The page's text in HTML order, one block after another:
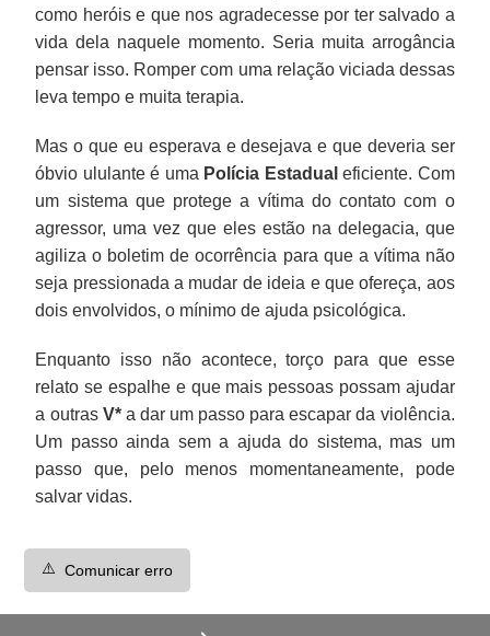
como heróis e que nos agradecesse por ter salvado a
vida dela naquele momento. Seria muita arrogância
pensar isso. Romper com uma relação viciada dessas
leva tempo e muita terapia.
Mas o que eu esperava e desejava e que deveria ser
óbvio ululante é uma Polícia Estadual eficiente. Com
um sistema que protege a vítima do contato com o
agressor, uma vez que eles estão na delegacia, que
agiliza o boletim de ocorrência para que a vítima não
seja pressionada a mudar de ideia e que ofereça, aos
dois envolvidos, o mínimo de ajuda psicológica.
Enquanto isso não acontece, torço para que esse
relato se espalhe e que mais pessoas possam ajudar
a outras V*a dar um passo para escapar da violência.
Um passo ainda sem a ajuda do sistema, mas um
passo que, pelo menos momentaneamente, pode
salvar vidas.
⚠️ Comunicar erro